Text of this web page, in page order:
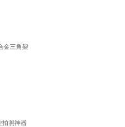
金三角架
照神器